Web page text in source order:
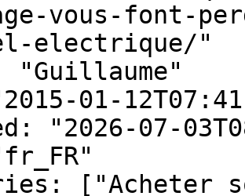
vous-font-
electrique/"
"Guillaume"
01-
"2026-07-
["Acheter